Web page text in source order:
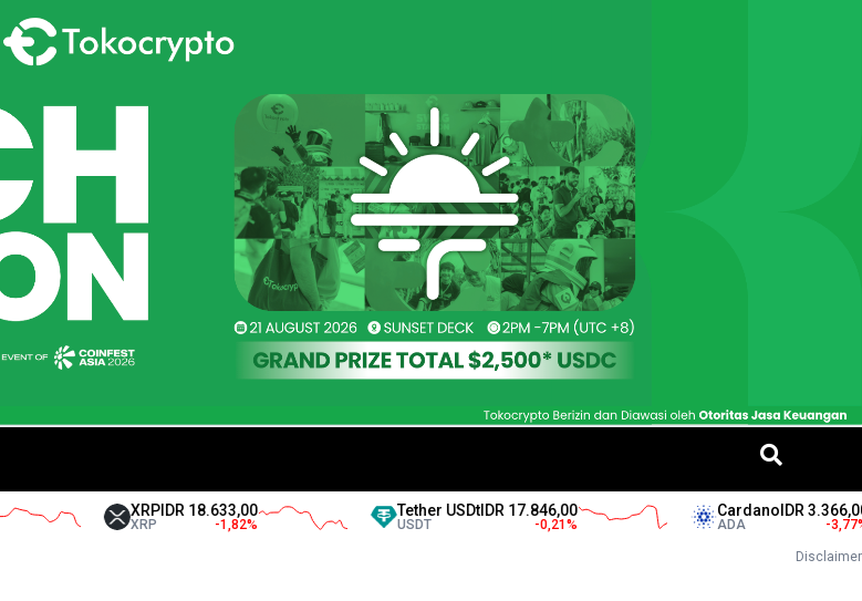
XRP IDR 18.633,00
XRP -1,82
Tether USDtIDR 17.846,00
USDT
CardanoIDR 3.366,00
ADA
Disclaimer